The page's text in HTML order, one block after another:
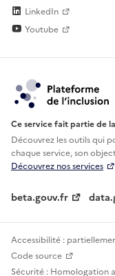
LinkedIn
Youtube
Ce service fait partie de
Découvrez les outils qui
chaque service, son
Découvrez nos services
beta.gouv.fr
Accessibilité :
Code source
Sécurité : Homologation